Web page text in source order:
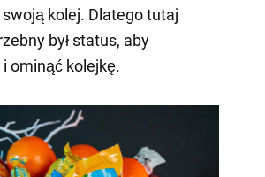
kolej. Dlatego tutaj
był status, aby
ominąć kolejkę.